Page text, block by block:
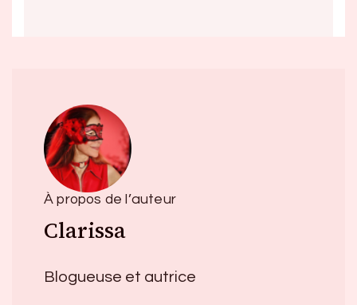
À propos de l’auteur
Clarissa
Blogueuse et autrice